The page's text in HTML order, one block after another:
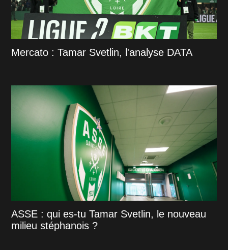
Mercato : Tamar Svetlin, l'analyse DATA
ASSE : qui es-tu Tamar Svetlin, le nouveau
milieu stéphanois ?